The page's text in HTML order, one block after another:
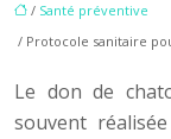
/ Santé préventive
/ Protocole sanitaire
Le don de
souvent